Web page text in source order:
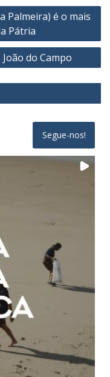
Palmeira) é o mais
Pátria
do Campo
Segue-nos!